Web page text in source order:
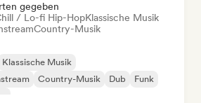
gegeben
/ Lo-fi Hip-HopKlassische Musik
Country-Musik
Klassische Musik
Country-Musik Dub
Funk